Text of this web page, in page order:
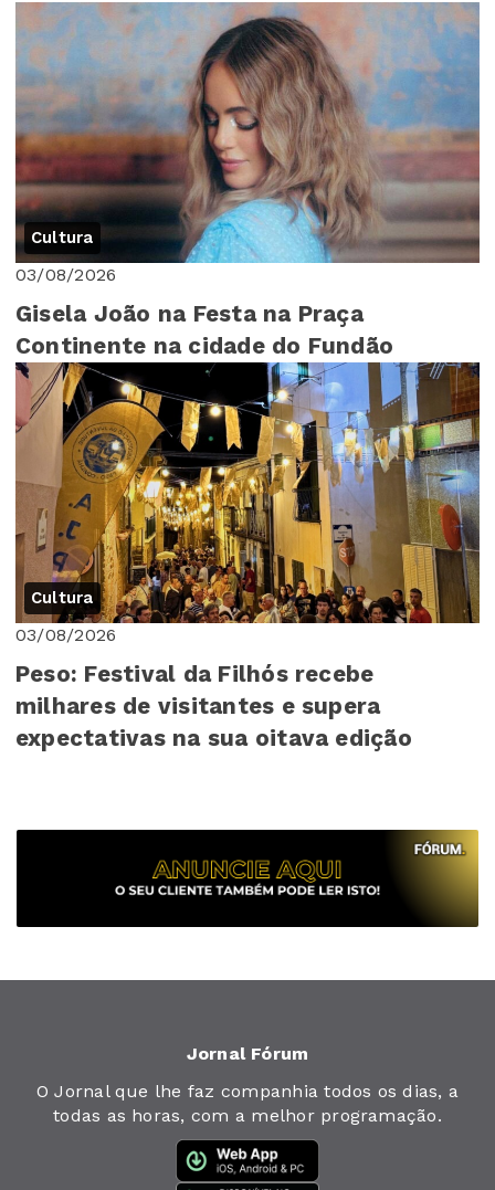
Cultura
03/08/2026
Gisela João na Festa na Praça
Continente na cidade do Fundão
Cultura
03/08/2026
Peso: Festival da Filhós recebe
milhares de visitantes e supera
expectativas na sua oitava edição
Jornal Fórum
O Jornal que lhe faz companhia todos os dias, a
todas as horas, com a melhor programação.